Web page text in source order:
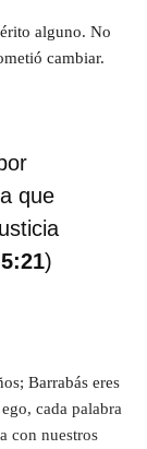
alguno. No
cambiar.
que
)
Barrabás eres
cada palabra
con nuestros